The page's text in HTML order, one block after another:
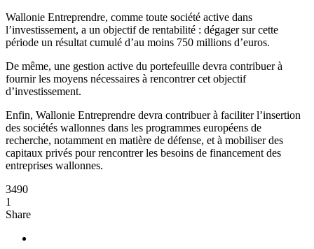
Wallonie Entreprendre, comme toute société active dans
l’investissement, a un objectif de rentabilité : dégager sur cette
période un résultat cumulé d’au moins 750 millions d’euros.
De même, une gestion active du portefeuille devra contribuer à
fournir les moyens nécessaires à rencontrer cet objectif
d’investissement.
Enfin, Wallonie Entreprendre devra contribuer à faciliter l’insertion
des sociétés wallonnes dans les programmes européens de
recherche, notamment en matière de défense, et à mobiliser des
capitaux privés pour rencontrer les besoins de financement des
entreprises wallonnes.
3490
1
Share